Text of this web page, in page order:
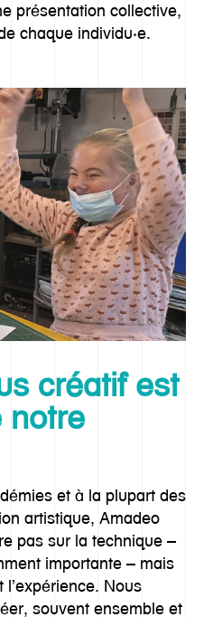
présentation collective,
chaque individu·e.
créatif est
et à la plupart des
artistique, Amadeo
pas sur la technique –
importante – mais
l’expérience. Nous
souvent ensemble et